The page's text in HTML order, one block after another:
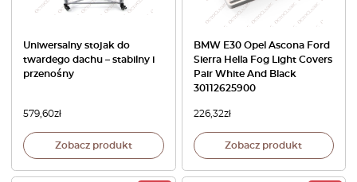
Uniwersalny stojak do
twardego dachu – stabilny i
przenośny
579,60zł
Zobacz produkt
BMW E30 Opel Ascona Ford
Sierra Hella Fog Light Covers
Pair White And Black
30112625900
226,32zł
Zobacz produkt